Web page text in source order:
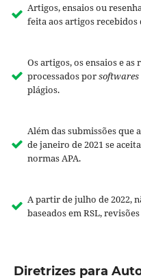
Artigos, ensaios ou
feita aos artigos
Os artigos, os ensaios e as
processados porsoftwares
plágios.
Além das submissões que
de janeiro de 2021 se
normas APA.
A partir de julho de 2022,
baseados em RSL,
Diretrizes para